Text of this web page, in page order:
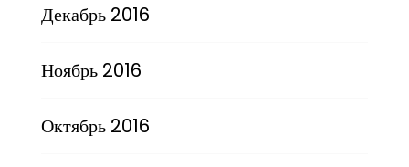
Декабрь 2016
Ноябрь 2016
Октябрь 2016